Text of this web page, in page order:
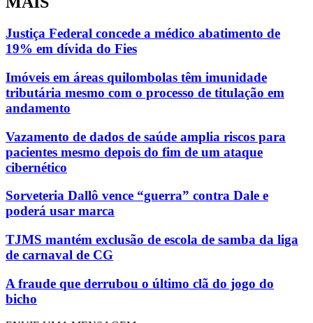
Justiça Federal concede a médico abatimento de
19% em dívida do Fies
Imóveis em áreas quilombolas têm imunidade
tributária mesmo com o processo de titulação em
andamento
Vazamento de dados de saúde amplia riscos para
pacientes mesmo depois do fim de um ataque
cibernético
Sorveteria Dallô vence “guerra” contra Dale e
poderá usar marca
TJMS mantém exclusão de escola de samba da liga
de carnaval de CG
A fraude que derrubou o último clã do jogo do
bicho